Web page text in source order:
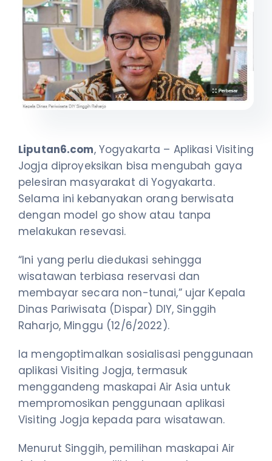
Liputan6.com, Yogyakarta – Aplikasi Visiting
Jogja diproyeksikan bisa mengubah gaya
pelesiran masyarakat di Yogyakarta.
Selama ini kebanyakan orang berwisata
dengan model go show atau tanpa
melakukan resevasi.
“Ini yang perlu diedukasi sehingga
wisatawan terbiasa reservasi dan
membayar secara non-tunai,” ujar Kepala
Dinas Pariwisata (Dispar) DIY, Singgih
Raharjo, Minggu (12/6/2022).
Ia mengoptimalkan sosialisasi penggunaan
aplikasi Visiting Jogja, termasuk
menggandeng maskapai Air Asia untuk
mempromosikan penggunaan aplikasi
Visiting Jogja kepada para wisatawan.
Menurut Singgih, pemilihan maskapai Air